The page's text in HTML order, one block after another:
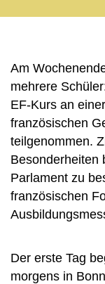
Am
mehrere
EF-Kurs an
französischen
teilgenommen.
Besonderheiten
Parlament zu
französischen
Der erste Tag
morgens in